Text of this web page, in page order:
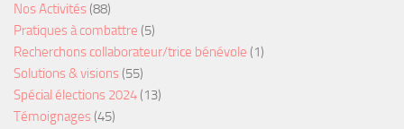
Nos Activités (88)
Pratiques à combattre (5)
Recherchons collaborateur/trice bénévole (1)
Solutions & visions (55)
Spécial élections 2024 (13)
Témoignages (45)